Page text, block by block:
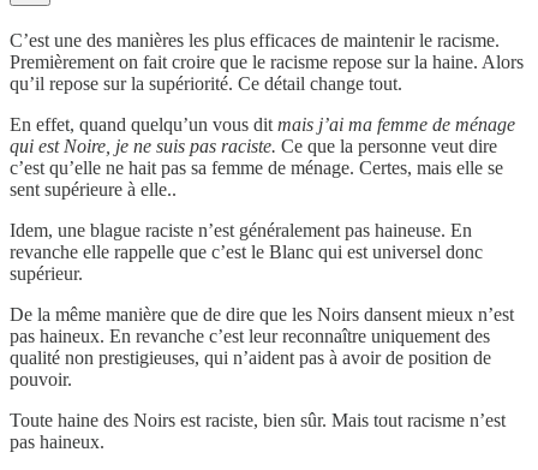
C’est une des manières les plus efficaces de maintenir le racisme.
Premièrement on fait croire que le racisme repose sur la haine. Alors
qu’il repose sur la supériorité. Ce détail change tout.
En effet, quand quelqu’un vous dit mais j’ai ma femme de ménage
qui est Noire, je ne suis pas raciste. Ce que la personne veut dire
c’est qu’elle ne hait pas sa femme de ménage. Certes, mais elle se
sent supérieure à elle..
Idem, une blague raciste n’est généralement pas haineuse. En
revanche elle rappelle que c’est le Blanc qui est universel donc
supérieur.
De la même manière que de dire que les Noirs dansent mieux n’est
pas haineux. En revanche c’est leur reconnaître uniquement des
qualité non prestigieuses, qui n’aident pas à avoir de position de
pouvoir.
Toute haine des Noirs est raciste, bien sûr. Mais tout racisme n’est
pas haineux.